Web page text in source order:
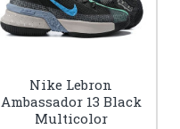
Nike Lebron
Ambassador 13 Black
Multicolor